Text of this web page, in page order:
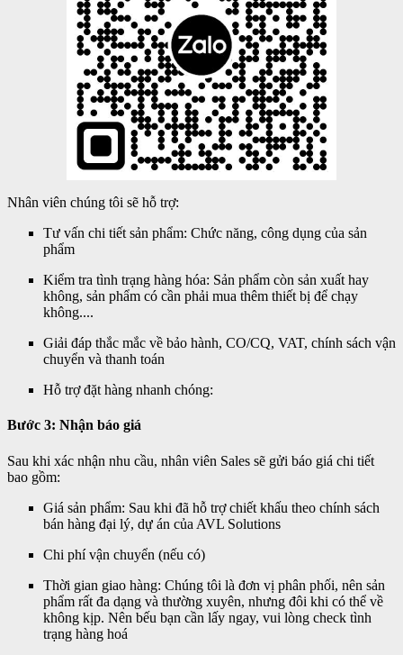
Nhân viên chúng tôi sẽ hỗ trợ:
Tư vấn chi tiết sản phẩm: Chức năng, công dụng của sản
phẩm
Kiểm tra tình trạng hàng hóa: Sản phẩm còn sản xuất hay
không, sản phẩm có cần phải mua thêm thiết bị để chạy
không....
Giải đáp thắc mắc về bảo hành, CO/CQ, VAT, chính sách vận
chuyển và thanh toán
Hỗ trợ đặt hàng nhanh chóng:
Bước 3: Nhận báo giá
Sau khi xác nhận nhu cầu, nhân viên Sales sẽ gửi báo giá chi tiết
bao gồm:
Giá sản phẩm: Sau khi đã hỗ trợ chiết khấu theo chính sách
bán hàng đại lý, dự án của AVL Solutions
Chi phí vận chuyển (nếu có)
Thời gian giao hàng: Chúng tôi là đơn vị phân phối, nên sản
phẩm rất đa dạng và thường xuyên, nhưng đôi khi có thể về
không kịp. Nên bếu bạn cần lấy ngay, vui lòng check tình
trạng hàng hoá